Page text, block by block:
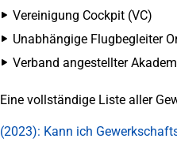
Vereinigung Cockpit (VC)
Unabhängige Flugbegleiter
Verband angestellter
Eine vollständige Liste aller
(2023): Kann ich